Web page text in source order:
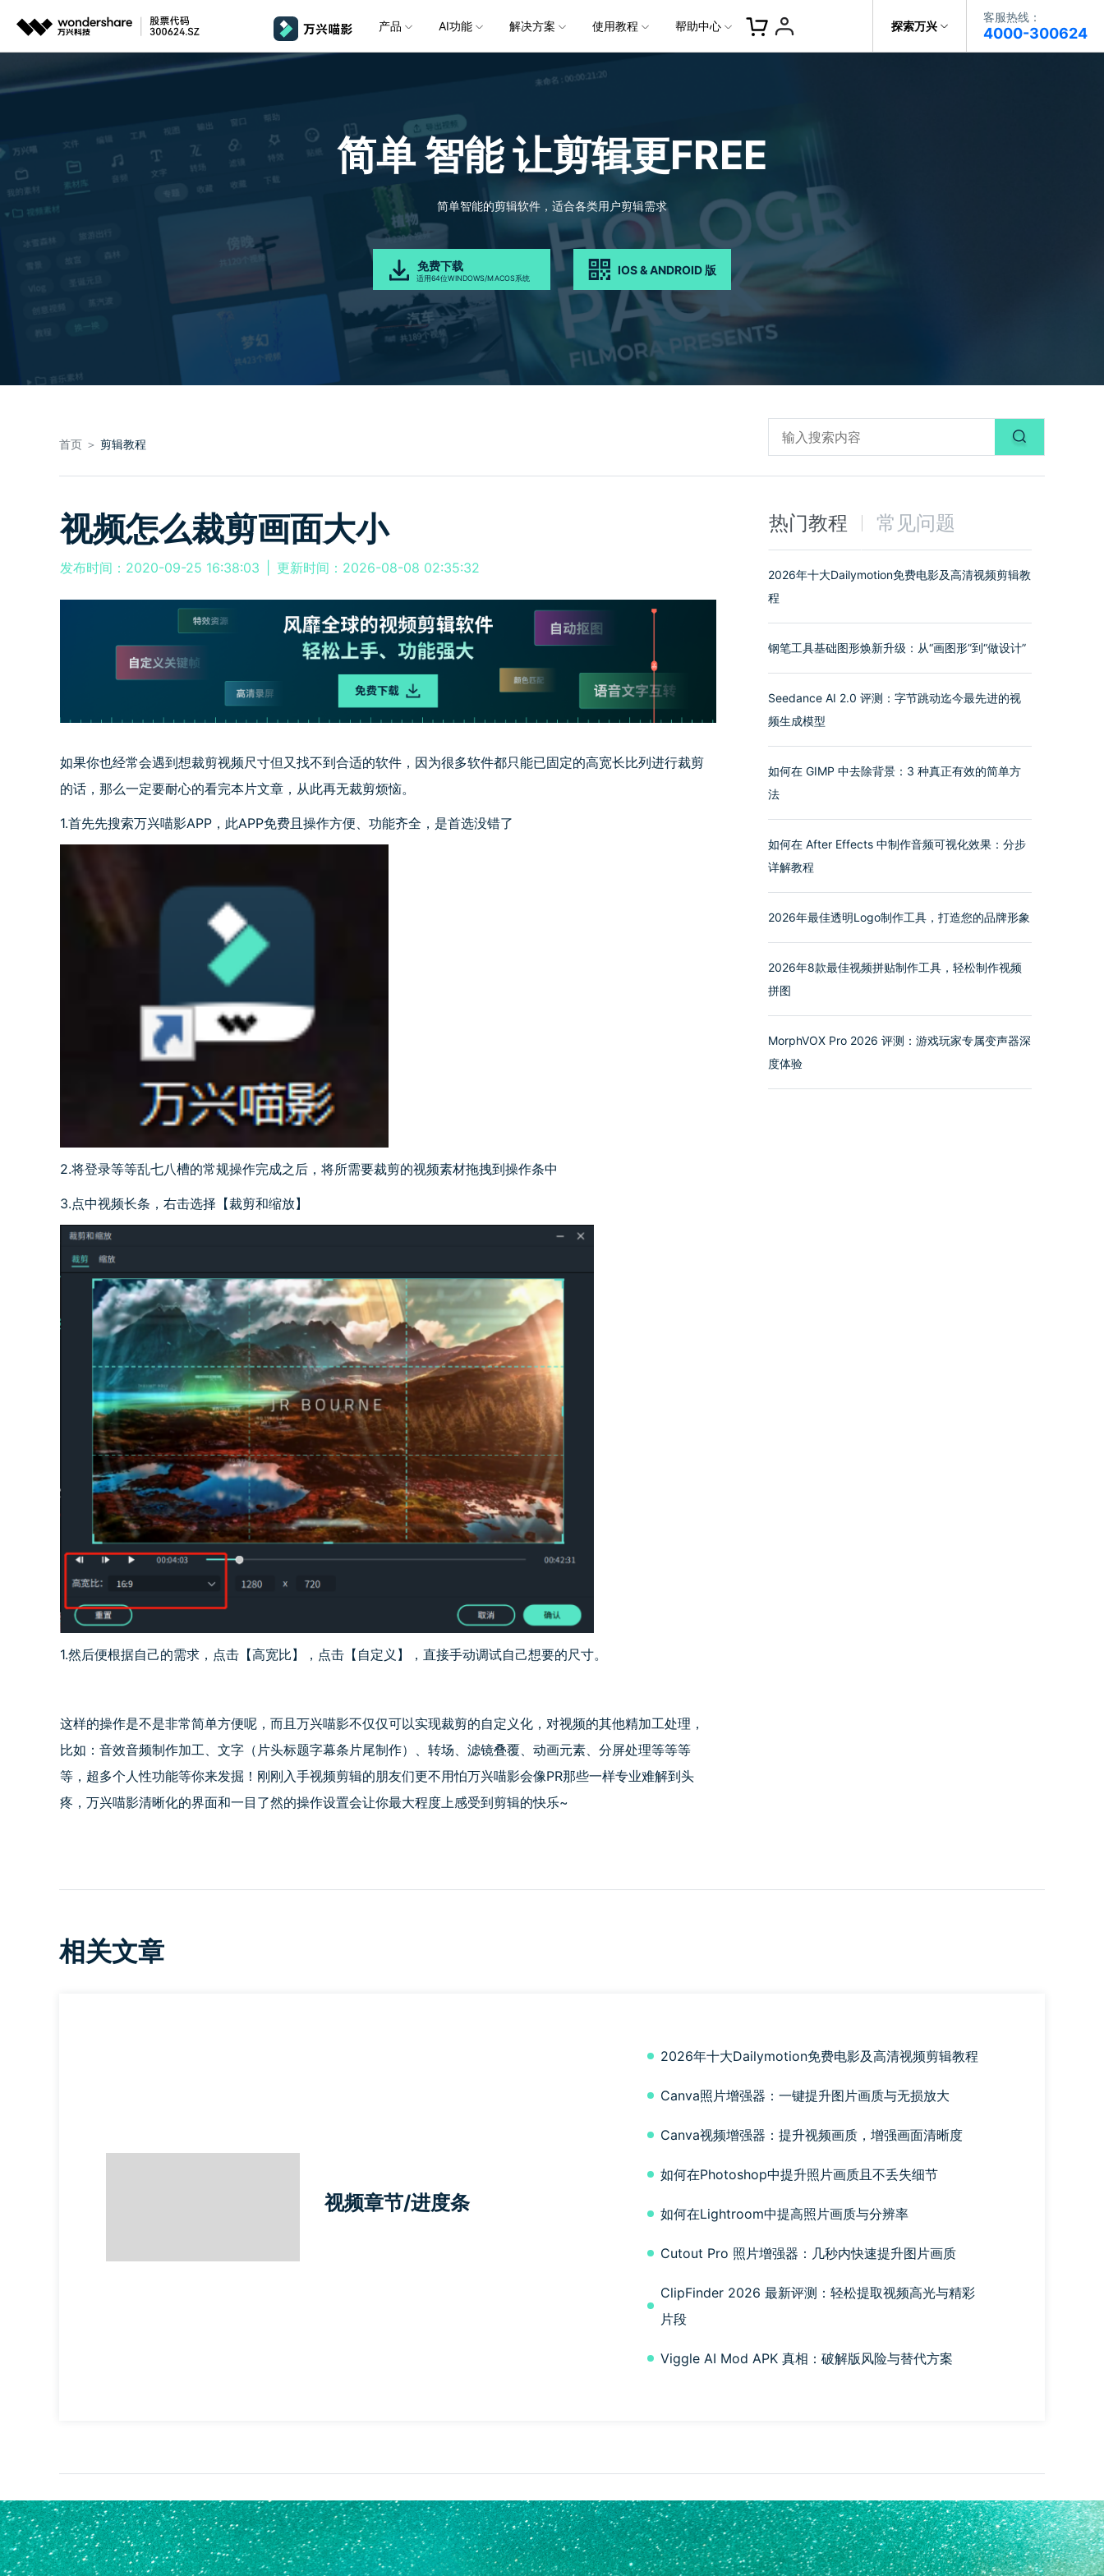
探索万兴
客服热线：
4000-300624
推荐产品
AIGC数字创意
万兴剧厂
AI驱动的一站式精品影视内容创作平台
万兴天幕
Wondershare SelfyzAI
万兴图示
一站式办公绘图利器
基于云的跨端思维导图软件
文档创意
万兴PDF
秒会的全能PDF编辑神器
万兴HiPDF
一站式在线PDF解决方案
万兴恢复专家
简单高效的数据管理软件
万兴易修
视频/照片修复一站式解决方案
新闻中心
加入我们
帮助中心
政企服务
代理商
客户案例
数字文档
创意绘图
视频创意
行业应用
交通运输
金融&银行
教育
新闻中心
新闻动态
关于万兴
社会责任
投资者关系
供应商合作
加入我们 帮助中心 客服热线：
4000-300624
产品
桌面版 Windows 版本
MacOS 版本
HarmonyOS 版本
移动端 iOS & Android 版本
视频
关键帧
NEW
平面追踪 NEW
音频
高光卡点
音频闪避
音视频同步
文本
文字路径动画
文字动画
花字与标题编辑
发现更多功能 >
视频特效
音频库
免费下载
AI功能
AI 提效
所有人工智能工具 >
AI 文本转视频 NEW
AI 图生视频 NEW
AI 绘画
AI 视频续写 NEW
AI 生成音效 NEW
文字转语音
AI 音乐生成
免费下载
解决方案
商用无忧
全新AI灵感加速器，提升团队协作效率，全
方位赋能商业视频创作过程
党政宣传
快速打造高级大气的党政宣传片
轻松制作有颜有料的知识教程
新闻传媒
一键输出专业精良的资讯报道
电商运营
批量生产高转化率的带货营销视频
自媒体创作
快人一步剪辑高流量的爆款视频
万兴喵影鸿蒙版首发
使用教程
基础教学
自制教程
视频抠图
音频剪辑
文本字幕
颜色编辑
影视娱乐
娱乐剪辑
影视制作
游戏电竞
教育培训
学校教育
企业培训
节日庆典
婚礼视频
生日聚会
广告宣传
日常视频
生活Vlog
视频教程
跟着达人视频学剪辑， 小白也能
玩转特效大片
喵影学社
提供人门到精通的全方位视频剪辑
课程满足各类场景的创作需求
帮助中心
常见问题
排除产品使用故障
设备支持
了解支持的系统、CPU和GPU信息
产品社区
在线社区，与产品经理 1 v 1
版本日志
了解最新迭代信息，体验最新功能
了解AI 积分消耗规则
授权说明
万兴素材
免费下载
简单 智能让剪辑更FREE
简单智能的剪辑软件，适合各类用户剪辑需求
免费下载
适用64位WINDOWS/MACOS系统
IOS & ANDROID 版
首页 ＞ 剪辑教程
视频怎么裁剪画面大小
发布时间：2020-09-25 16:38:03 更新时间：2026-08-08 02:35:32
如果你也经常会遇到想裁剪视频尺寸但又找不到合适的软件，因为很多软件都只能已固定的高宽长比列进行裁剪
的话，那么一定要耐心的看完本片文章，从此再无裁剪烦恼。
1.首先先搜索万兴喵影APP ，此APP免费且操作方便、功能齐全，是首选没错了
2.将登录等等乱七八槽的常规操作完成之后，将所需要裁剪的视频素材拖拽到操作条中
3.点中视频长条，右击选择【裁剪和缩放】
1.然后便根据自己的需求，点击【高宽比】，点击【自定义】，直接手动调试自己想要的尺寸。
这样的操作是不是非常简单方便呢，而且万兴喵影不仅仅可以实现裁剪的自定义化，对视频的其他精加工处理，
比如：音效音频制作加工、文字（片头标题字幕条片尾制作）、转场、滤镜叠覆、动画元素、分屏处理等等等
等，超多个人性功能等你来发掘！刚刚入手视频剪辑的朋友们更不用怕万兴喵影会像PR那些一样专业难解到头
疼，万兴喵影清晰化的界面和一目了然的操作设置会让你最大程度上感受到剪辑的快乐~
热门教程 常见问题
2026年十大Dailymotion免费电影及高清视频剪辑教
程
钢笔工具基础图形焕新升级：从“画图形”到“做设计”
Seedance AI 2.0 评测：字节跳动迄今最先进的视
频生成模型
如何在 GIMP 中去除背景：3 种真正有效的简单方
法
如何在 After Effects 中制作音频可视化效果：分步
详解教程
2026年最佳透明Logo制作工具，打造您的品牌形象
2026年8款最佳视频拼贴制作工具，轻松制作视频
拼图
MorphVOX Pro 2026 评测：游戏玩家专属变声器深
度体验
相关文章
视频章节/进度条
2026年十大Dailymotion免费电影及高清视频剪辑教程
Canva照片增强器：一键提升图片画质与无损放大
Canva视频增强器：提升视频画质，增强画面清晰度
如何在Photoshop中提升照片画质且不丢失细节
如何在Lightroom中提高照片画质与分辨率
Cutout Pro 照片增强器：几秒内快速提升图片画质
ClipFinder 2026 最新评测：轻松提取视频高光与精彩
片段
Viggle AI Mod APK 真相：破解版风险与替代方案